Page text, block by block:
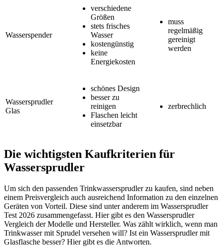
Wasserspender
verschiedene
Größen
stets frisches
Wasser
kostengünstig
keine
Energiekosten
muss
regelmäßig
gereinigt
werden
Wassersprudler
Glas
schönes Design
besser zu
reinigen
Flaschen leicht
einsetzbar
zerbrechlich
Die wichtigsten Kaufkriterien für
Wassersprudler
Um sich den passenden Trinkwassersprudler zu kaufen, sind neben
einem Preisvergleich auch ausreichend Information zu den einzelnen
Geräten von Vorteil. Diese sind unter anderem im Wassersprudler
Test 2026 zusammengefasst. Hier gibt es den Wassersprudler
Vergleich der Modelle und Hersteller. Was zählt wirklich, wenn man
Trinkwasser mit Sprudel versehen will? Ist ein Wassersprudler mit
Glasflasche besser? Hier gibt es die Antworten.